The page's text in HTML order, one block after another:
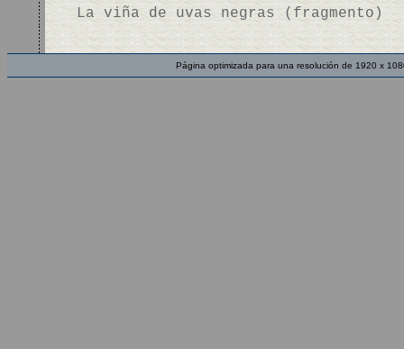
La viña de uvas negras (fragmento)
Página optimizada para una resolución de 1920 x